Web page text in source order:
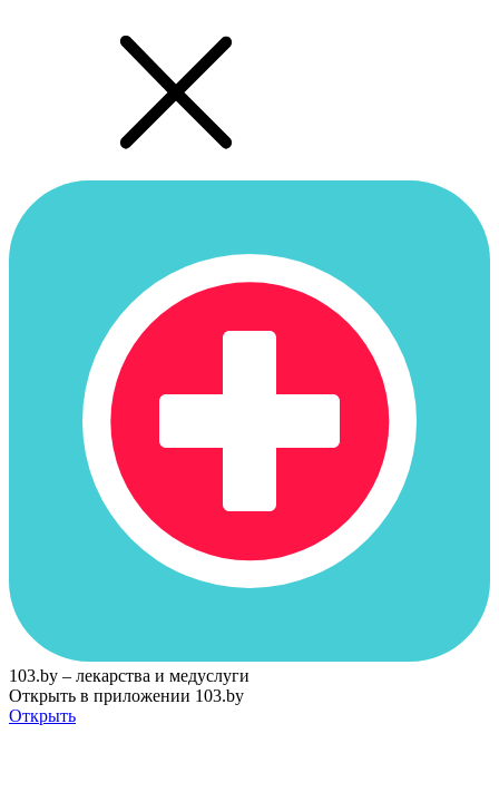
103.by – лекарства и медуслуги
Открыть в приложении 103.by
Открыть